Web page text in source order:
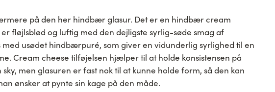
på den her hindbær glasur. Det er en hindbær cream
fløjlsblød og luftig med den dejligste syrlig-søde smag af
usødet hindbærpuré, som giver en vidunderlig syrlighed til en
Cream cheese tilføjelsen hjælper til at holde konsistensen på
men glasuren er fast nok til at kunne holde form, så den kan
ønsker at pynte sin kage på den måde.